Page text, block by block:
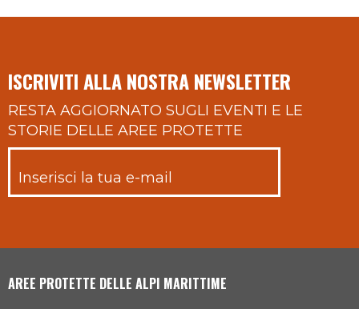
ISCRIVITI ALLA NOSTRA NEWSLETTER
RESTA AGGIORNATO SUGLI EVENTI E LE
STORIE DELLE AREE PROTETTE
AREE PROTETTE DELLE ALPI MARITTIME